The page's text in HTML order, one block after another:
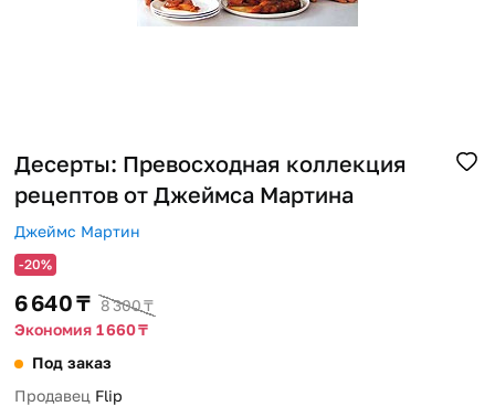
Десерты: Превосходная коллекция
рецептов от Джеймса Мартина
Джеймс Мартин
-20%
6 640 ₸ 8 300 ₸
Экономия 1 660 ₸
Под заказ
Продавец Flip
Способы оплаты